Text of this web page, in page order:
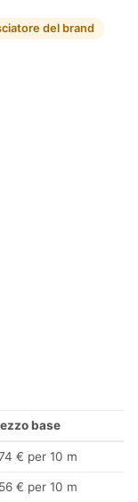
del brand
base
€ per 10 m
€ per 10 m